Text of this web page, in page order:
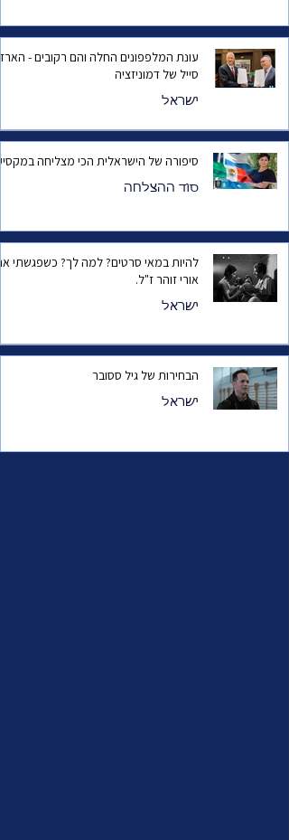
עונת המלפפונים החלה והם רקובים -
סייל של דמוניזציה
ישראל
סיפורה של הישראלית הכי מצליחה
סוד ההצלחה
להיות במאי סרטים? למה לך? כשפגשתי
אורי זוהר ז"ל.
ישראל
הבחירות של גיל ססובר
ישראל